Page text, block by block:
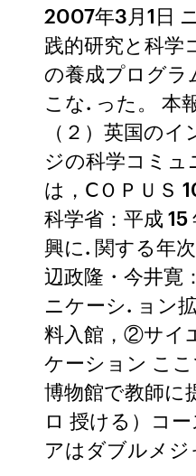
2007年3月1日
践的研究と科学
の養成プログラ
こな. った。 本
（２）英国の
ジの科学コミ
は，ⅭＯＰＵＳ
科学省：平成
興に. 関する年
辺政隆・今井寛
ニケーシ. ョン
料入館，②サイ
ケーション こ
博物館で教師に
ロ 授ける）コ
アはダブルメ